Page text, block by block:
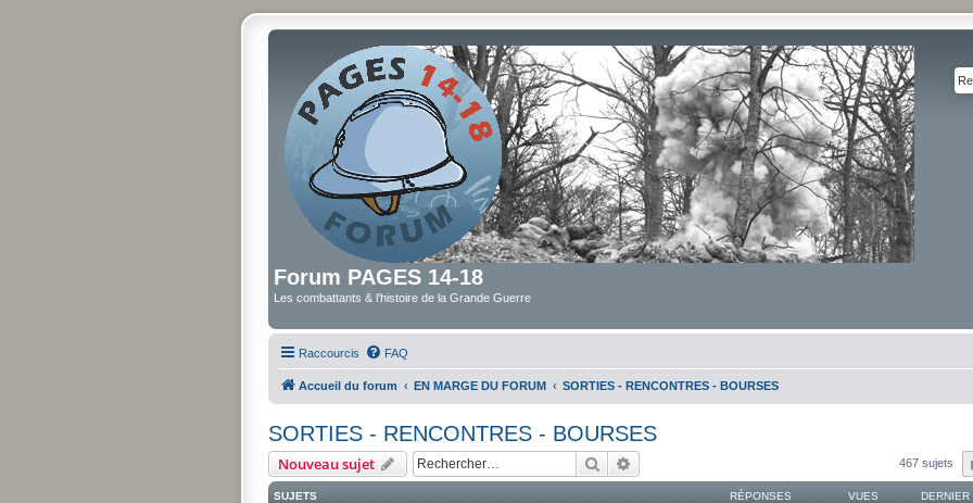
Forum PAGES 14-18
Les combattants & l'histoire de la Grande Guerre
Raccourcis FAQ
Accueil du forum EN MARGE DU FORUM SORTIES - RENCONTRES - BOURSES
SORTIES - RENCONTRES - BOURSES
Nouveau sujet Rechercher 467 sujets
SUJETS RÉPONSES VUES